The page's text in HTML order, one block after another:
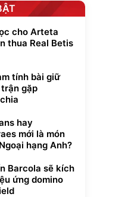
cho Arteta
thua Real Betis
tính bài giữ
gặp
hay
mới là món
hạng Anh?
Barcola sẽ kích
ứng domino